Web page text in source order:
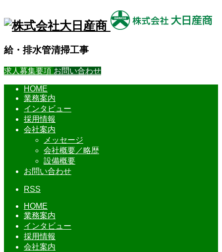
給・排水管清掃工事
求人募集要項 お問い合わせ
HOME
業務案内
インタビュー
採用情報
会社案内
メッセージ
会社概要／略歴
設備概要
お問い合わせ
RSS
HOME
業務案内
インタビュー
採用情報
会社案内